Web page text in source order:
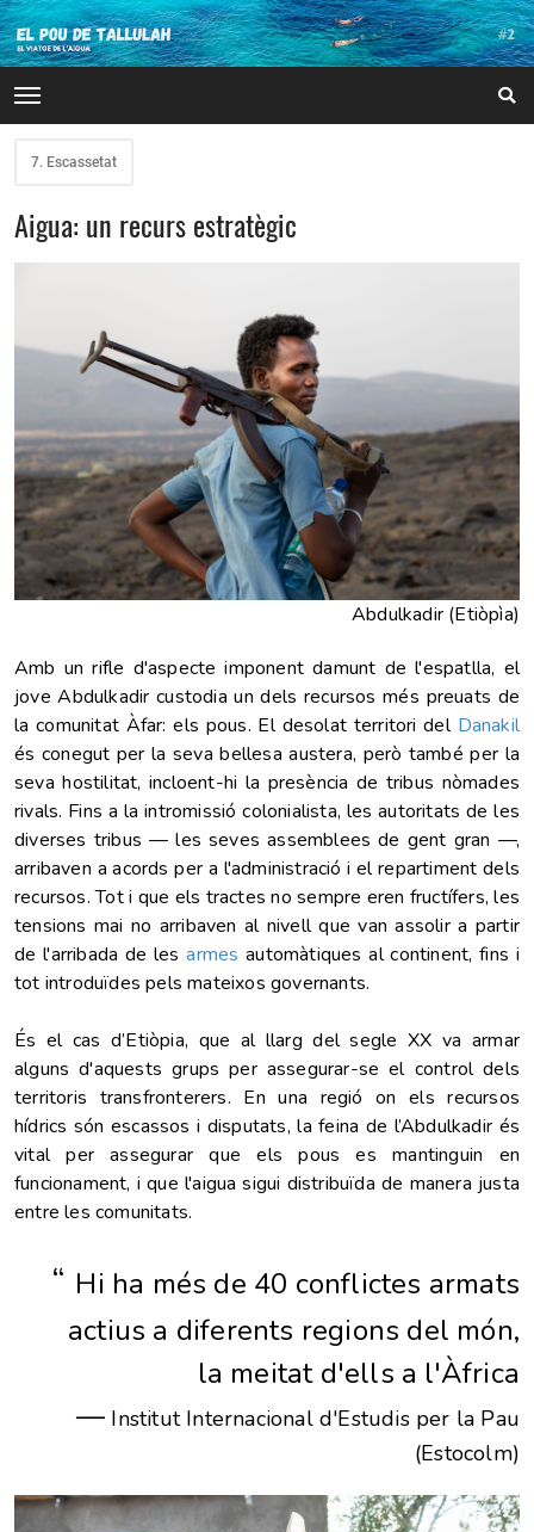
7. Escassetat
Aigua: un recurs estratègic
Abdulkadir (Etiòpìa)
Amb un rifle d'aspecte imponent damunt de l'espatlla, el
jove Abdulkadir custodia un dels recursos més preuats de
la comunitat Àfar: els pous. El desolat territori del Danakil
és conegut per la seva bellesa austera, però també per la
seva hostilitat, incloent-hi la presència de tribus nòmades
rivals. Fins a la intromissió colonialista, les autoritats de les
diverses tribus — les seves assemblees de gent gran —,
arribaven a acords per a l'administració i el repartiment dels
recursos.Tot i que els tractes no sempre eren fructífers, les
tensions mai no arribaven al nivell que van assolir a partir
de l'arribada de lesarmes automàtiques al continent, fins i
tot introduïdes pels mateixos governants.
És el cas d’Etiòpia, que al llarg del segle XX va armar
alguns d'aquests grups per assegurar-se el control dels
territoris transfronterers. En una regió on els recursos
hídrics són escassos i disputats, la feina de l’Abdulkadir és
vital per assegurar que els pous es mantinguin en
funcionament, i que l'aigua sigui distribuïda de manera justa
entre les comunitats.
“ Hi ha més de 40 conflictes armats
actius a diferents regions del món,
la meitat d'ells a l'Àfrica
— Institut Internacional d'Estudis per la Pau
(Estocolm)